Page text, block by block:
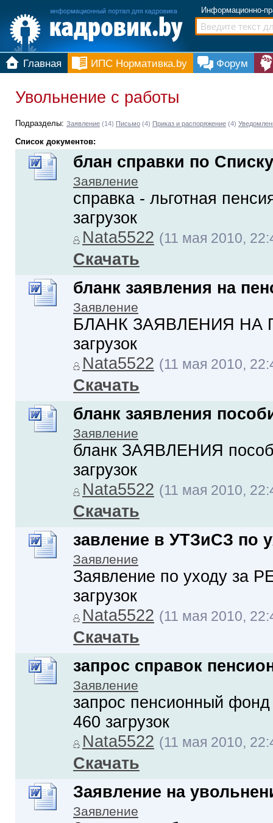
Информационно-
Главная ИПС Нормативка.by Форум
Увольнение с работы
Подразделы: Заявление (14) Письмо (4) Приказ и распоряжение (4)
Список документов:
блан справки по
Заявление
справка - льготная
загрузок
Nata5522 (11 мая 2010,
Скачать
бланк заявления на
Заявление
БЛАНК ЗАЯВЛЕНИЯ НА
загрузок
Nata5522 (11 мая 2010,
Скачать
бланк заявления
Заявление
бланк ЗАЯВЛЕНИЯ
загрузок
Nata5522 (11 мая 2010,
Скачать
завление в УТЗиСЗ по
Заявление
Заявление по уходу за
загрузок
Nata5522 (11 мая 2010,
Скачать
запрос справок
Заявление
запрос пенсионный
460 загрузок
Nata5522 (11 мая 2010,
Скачать
Заявление на
Заявление